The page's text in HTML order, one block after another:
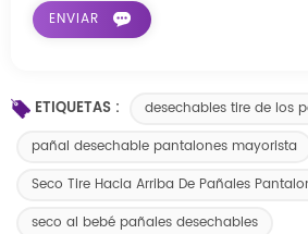
ETIQUETAS :
desechables tire de los
pañal desechable pantalones mayorista
Seco Tire Hacia Arriba De Pañales
seco al bebé pañales desechables